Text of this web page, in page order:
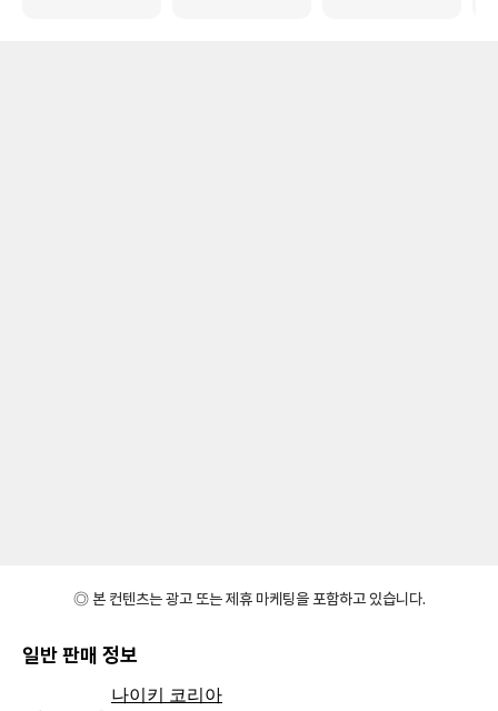
◎ 본 컨텐츠는 광고 또는 제휴 마케팅을 포함하고 있습니다.
일반 판매 정보
나이키 코리아